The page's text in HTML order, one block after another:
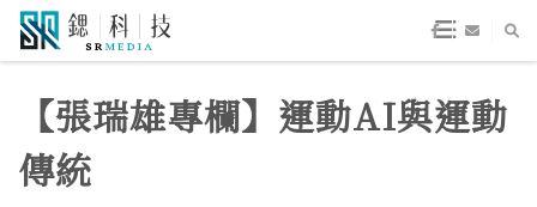
【張瑞雄專欄】運動AI與運動
傳統